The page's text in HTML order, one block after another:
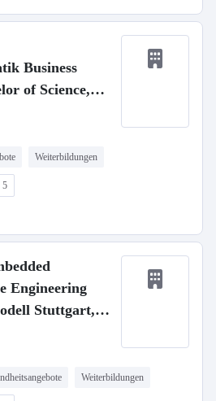
Business
of Science,
Solutions
2027
Weiterbildungen
5
Engineering
Stuttgart,
Weiterbildungen